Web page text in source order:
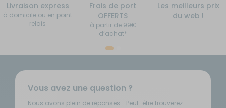
Livraison express
à domicile ou en point
relais
Frais de port
OFFERTS
à partir de 99€
d’achat*
Les meilleurs prix
du web !
Vous avez une question ?
Nous avons plein de réponses... Peut-être trouverez